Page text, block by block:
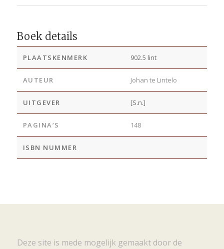
Boek details
PLAATSKENMERK 902.5 lint
AUTEUR Johan te Lintelo
UITGEVER [S.n.]
PAGINA’S 148
ISBN NUMMER
Deze site is mede mogelijk gemaakt door de